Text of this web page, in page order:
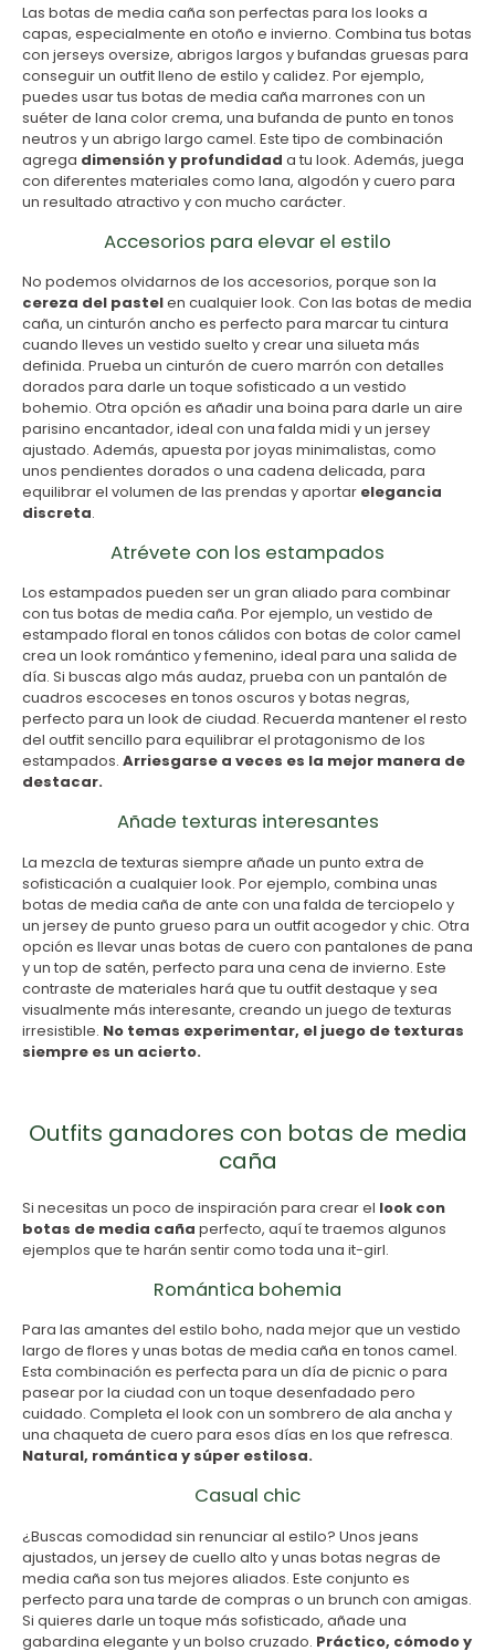
Las botas de media caña son perfectas para los looks a
capas, especialmente en otoño e invierno. Combina tus botas
con jerseys oversize, abrigos largos y bufandas gruesas para
conseguir un outfit lleno de estilo y calidez. Por ejemplo,
puedes usar tus botas de media caña marrones con un
suéter de lana color crema, una bufanda de punto en tonos
neutros y un abrigo largo camel. Este tipo de combinación
agrega dimensión y profundidad a tu look. Además, juega
con diferentes materiales como lana, algodón y cuero para
un resultado atractivo y con mucho carácter.
Accesorios para elevar el estilo
No podemos olvidarnos de los accesorios, porque son la
cereza del pastelen cualquier look. Con las botas de media
caña, un cinturón ancho es perfecto para marcar tu cintura
cuando lleves un vestido suelto y crear una silueta más
definida. Prueba un cinturón de cuero marrón con detalles
dorados para darle un toque sofisticado a un vestido
bohemio. Otra opción es añadir una boina para darle un aire
parisino encantador, ideal con una falda midi y un jersey
ajustado. Además, apuesta por joyas minimalistas, como
unos pendientes dorados o una cadena delicada, para
equilibrar el volumen de las prendas y aportar elegancia
discreta.
Atrévete con los estampados
Los estampados pueden ser un gran aliado para combinar
con tus botas de media caña. Por ejemplo, un vestido de
estampado floral en tonos cálidos con botas de color camel
crea un look romántico y femenino, ideal para una salida de
día. Si buscas algo más audaz, prueba con un pantalón de
cuadros escoceses en tonos oscuros y botas negras,
perfecto para un look de ciudad. Recuerda mantener el resto
del outfit sencillo para equilibrar el protagonismo de los
estampados. Arriesgarse a veces es la mejor manera de
destacar.
Añade texturas interesantes
La mezcla de texturas siempre añade un punto extra de
sofisticación a cualquier look. Por ejemplo, combina unas
botas de media caña de ante con una falda de terciopelo y
un jersey de punto grueso para un outfit acogedor y chic. Otra
opción es llevar unas botas de cuero con pantalones de pana
y un top de satén, perfecto para una cena de invierno. Este
contraste de materiales hará que tu outfit destaque y sea
visualmente más interesante, creando un juego de texturas
irresistible. No temas experimentar, el juego de texturas
siempre es un acierto.
Outfits ganadores con botas de media
caña
Si necesitas un poco de inspiración para crear el look con
botas de media caña perfecto, aquí te traemos algunos
ejemplos que te harán sentir como toda una it-girl.
Romántica bohemia
Para las amantes del estilo boho, nada mejor que un vestido
largo de flores y unas botas de media caña en tonos camel.
Esta combinación es perfecta para un día de picnic o para
pasear por la ciudad con un toque desenfadado pero
cuidado. Completa el look con un sombrero de ala ancha y
una chaqueta de cuero para esos días en los que refresca.
Natural, romántica y súper estilosa.
Casual chic
¿Buscas comodidad sin renunciar al estilo? Unos jeans
ajustados, un jersey de cuello alto y unas botas negras de
media caña son tus mejores aliados. Este conjunto es
perfecto para una tarde de compras o un brunch con amigas.
Si quieres darle un toque más sofisticado, añade una
gabardina elegante y un bolso cruzado. Práctico, cómodo y